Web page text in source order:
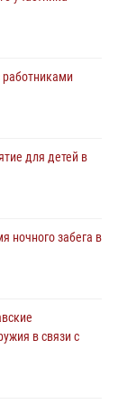
во время
в связи с
молебен,
работниками
для детей в
ночного забега в
в связи с